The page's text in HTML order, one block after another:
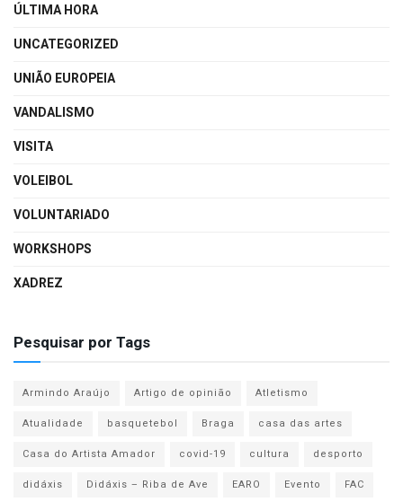
ÚLTIMA HORA
UNCATEGORIZED
UNIÃO EUROPEIA
VANDALISMO
VISITA
VOLEIBOL
VOLUNTARIADO
WORKSHOPS
XADREZ
Pesquisar por Tags
Armindo Araújo Artigo de opinião
Atletismo
Atualidade
basquetebol Braga
casa das artes
Casa do Artista Amador
covid-19 cultura
desporto
didáxis
Didáxis – Riba de Ave EARO Evento
FAC